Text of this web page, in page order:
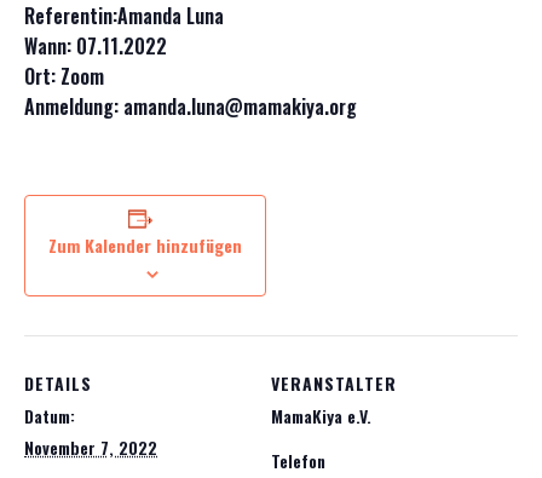
Referentin:Amanda Luna
Wann: 07.11.2022
Ort: Zoom
Anmeldung: amanda.luna@mamakiya.org
Zum Kalender hinzufügen
DETAILS
Datum:
November 7, 2022
VERANSTALTER
MamaKiya e.V.
Telefon